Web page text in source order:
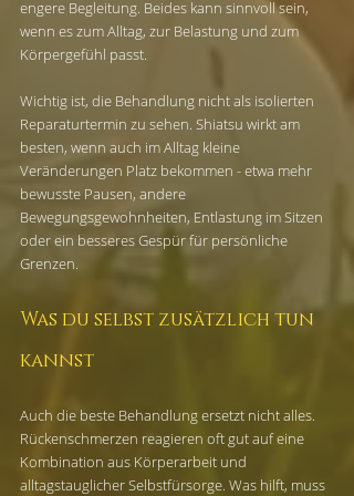
engere Begleitung. Beides kann sinnvoll sein,
wenn es zum Alltag, zur Belastung und zum
Körpergefühl passt.
Wichtig ist, die Behandlung nicht als isolierten
Reparaturtermin zu sehen. Shiatsu wirkt am
besten, wenn auch im Alltag kleine
Veränderungen Platz bekommen - etwa mehr
bewusste Pausen, andere
Bewegungsgewohnheiten, Entlastung im Sitzen
oder ein besseres Gespür für persönliche
Grenzen.
Was du selbst zusätzlich tun
kannst
Auch die beste Behandlung ersetzt nicht alles.
Rückenschmerzen reagieren oft gut auf eine
Kombination aus Körperarbeit und
alltagstauglicher Selbstfürsorge. Was hilft, muss